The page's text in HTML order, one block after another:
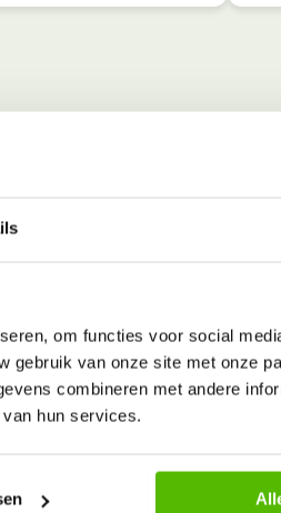
om functies voor social
gebruik van onze site met onze
combineren met andere
hun services.